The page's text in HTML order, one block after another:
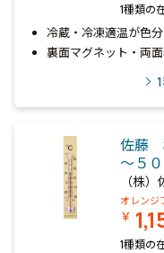
1種類の
冷蔵・冷凍適温が色分
裏面マグネット・両
1
佐藤
～５
（株
オレンジ
￥
1種類の